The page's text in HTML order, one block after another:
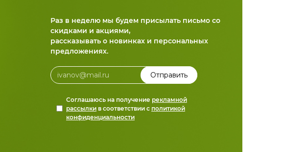
Раз в неделю мы будем присылать письмо со
скидками и акциями,
рассказывать о новинках и персональных
предложениях.
Соглашаюсь на получение рекламной
рассылки в соответствии с политикой
конфиденциальности